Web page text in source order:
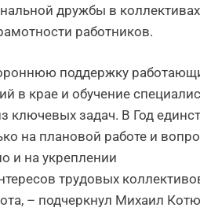
дружбы в
работников.
поддержку
в крае и обучение
ключевых задач. В Год
на плановой работе и
и на укреплении
трудовых
– подчеркнул Михаил